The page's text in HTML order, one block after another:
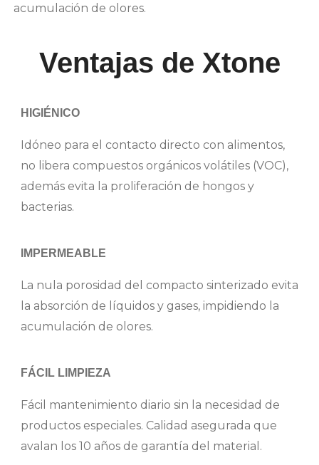
acumulación de olores.
Ventajas de Xtone
HIGIÉNICO
Idóneo para el contacto directo con alimentos,
no libera compuestos orgánicos volátiles (VOC),
además evita la proliferación de hongos y
bacterias.
IMPERMEABLE
La nula porosidad del compacto sinterizado evita
la absorción de líquidos y gases, impidiendo la
acumulación de olores.
FÁCIL LIMPIEZA
Fácil mantenimiento diario sin la necesidad de
productos especiales. Calidad asegurada que
avalan los 10 años de garantía del material.